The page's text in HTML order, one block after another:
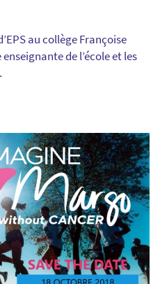
au collège Françoise
de l’école et les